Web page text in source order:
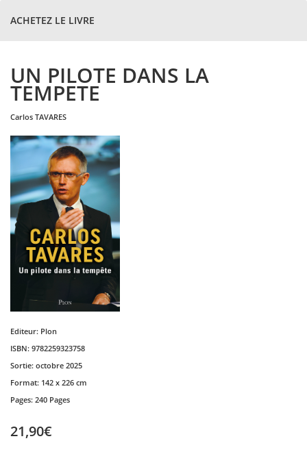
ACHETEZ LE LIVRE
UN PILOTE DANS LA
TEMPETE
carlos TAVARES
Editeur: Plon
ISBN: 9782259323758
Sortie: octobre 2025
Format: 142 x 226 cm
Pages: 240 Pages
21,90€